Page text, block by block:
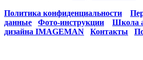
Политика конфиденциальности
данные
Фото-инструкции
Школа
дизайна IMAGEMAN
Контакты